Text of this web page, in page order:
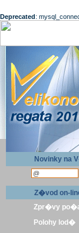
Deprecated:
Novinky na
Z�vod on-
Zpr�vy
Polohy lod�